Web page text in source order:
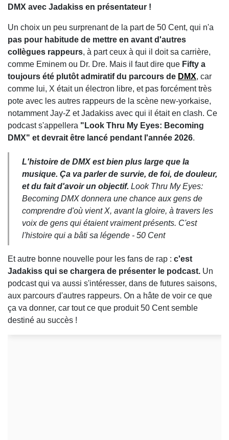
DMX avec Jadakiss en présentateur !
Un choix un peu surprenant de la part de 50 Cent, qui n'a
pas pour habitude de mettre en avant d'autres
collègues rappeurs, à part ceux à qui il doit sa carrière,
comme Eminem ou Dr. Dre. Mais il faut dire que Fifty a
toujours été plutôt admiratif du parcours de DMX, car
comme lui, X était un électron libre, et pas forcément très
pote avec les autres rappeurs de la scène new-yorkaise,
notamment Jay-Z et Jadakiss avec qui il était en clash. Ce
podcast s'appellera "Look Thru My Eyes: Becoming
DMX" et devrait être lancé pendant l'année 2026.
L'histoire de DMX est bien plus large que la
musique. Ça va parler de survie, de foi, de douleur,
et du fait d'avoir un objectif. Look Thru My Eyes:
Becoming DMX donnera une chance aux gens de
comprendre d'où vient X, avant la gloire, à travers les
voix de gens qui étaient vraiment présents. C'est
l'histoire qui a bâti sa légende - 50 Cent
Et autre bonne nouvelle pour les fans de rap : c'est
Jadakiss qui se chargera de présenter le podcast. Un
podcast qui va aussi s'intéresser, dans de futures saisons,
aux parcours d'autres rappeurs. On a hâte de voir ce que
ça va donner, car tout ce que produit 50 Cent semble
destiné au succès !